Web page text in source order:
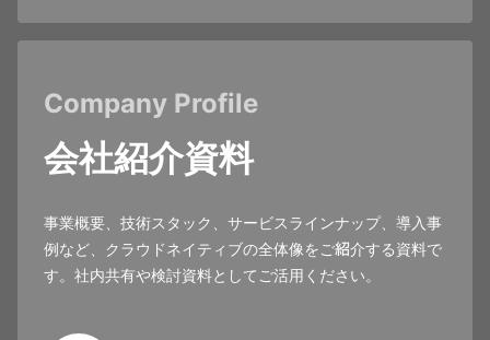
Company Profile
会社紹介資料
事業概要、技術スタック、サービスラインナップ、導入事
例など、クラウドネイティブの全体像をご紹介する資料で
す。社内共有や検討資料としてご活用ください。